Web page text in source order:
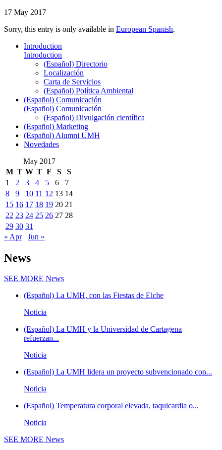
17 May 2017
Sorry, this entry is only available in European Spanish.
Introduction
Introduction
(Español) Directorio
Localización
Carta de Servicios
(Español) Política Ambiental
(Español) Comunicación
(Español) Comunicación
(Español) Divulgación científica
(Español) Marketing
(Español) Alumni UMH
Novedades
May 2017
M T W T F S
S
1
2 3 4 5 6
7
8
9 10 11 12 13 14
15 16 17 18 19 20 21
22 23 24 25 26 27 28
29 30 31
« Apr
Jun »
News
SEE MORE News
(Español) La UMH, con las Fiestas de Elche
Noticia
(Español) La UMH y la Universidad de Cartagena
refuerzan...
Noticia
(Español) La UMH lidera un proyecto subvencionado con...
Noticia
(Español) Temperatura corporal elevada, taquicardia o...
Noticia
SEE MORE News